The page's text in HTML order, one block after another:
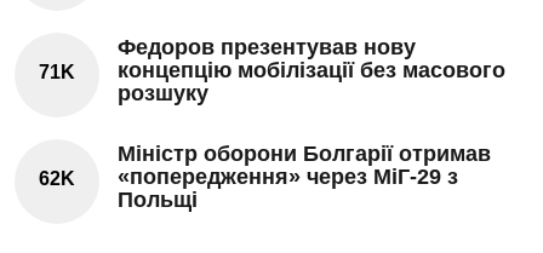
71K
Федоров презентував нову
концепцію мобілізації без масового
розшуку
62K
Міністр оборони Болгарії отримав
«попередження» через МіГ-29 з
Польщі